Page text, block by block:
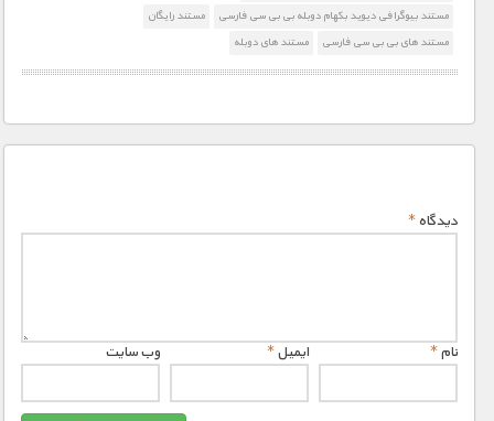
مستند بیوگرافی دیوید بکهام دوبله بی بی سی فارسی
مستند رایگان
مستند های بی بی سی فارسی
مستند های دوبله
دیدگاه*
نام* ایمیل* وب‌ سایت